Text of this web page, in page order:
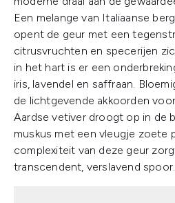
Een melange van Italiaanse
opent de geur met een
citrusvruchten en specerijen
in het hart is er een
iris, lavendel en saffraan.
de lichtgevende akkoorden
Aardse vetiver droogt op in de
muskus met een vleugje zoete
complexiteit van deze geur
transcendent, verslavend spoor.